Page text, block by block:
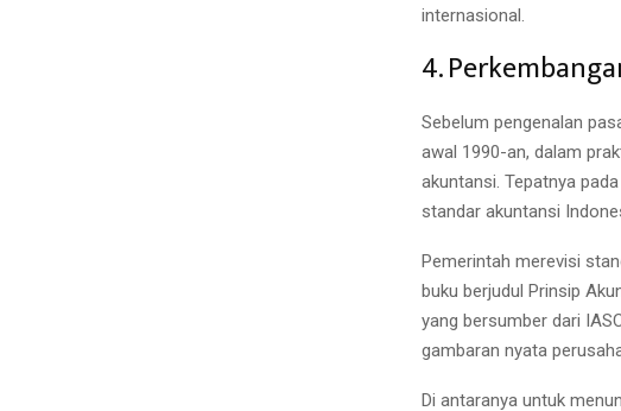
internasional.
4.
Sebelum pengenalan
awal 1990-an, dalam
akuntansi. Tepatnya
standar akuntansi
Pemerintah merevisi
buku berjudul Prinsip
yang bersumber dari
gambaran nyata
Di antaranya untuk